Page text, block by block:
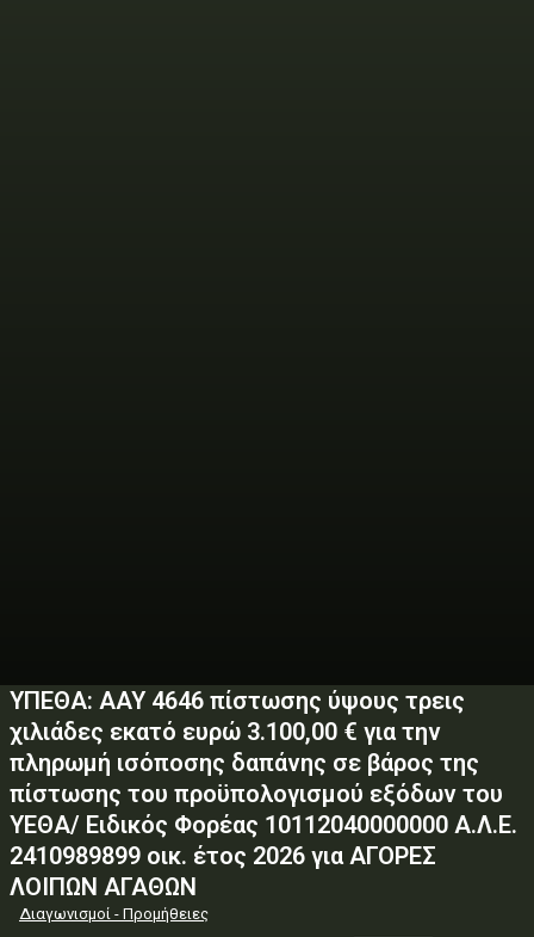
ΥΠΕΘΑ: AAY 4646 πίστωσης ύψους τρεις
χιλιάδες εκατό ευρώ 3.100,00 € για την
πληρωμή ισόποσης δαπάνης σε βάρος της
πίστωσης του προϋπολογισμού εξόδων του
ΥΕΘΑ/ Ειδικός Φορέας 10112040000000 Α.Λ.Ε.
2410989899 οικ. έτος 2026 για ΑΓΟΡΕΣ
ΛΟΙΠΩΝ ΑΓΑΘΩΝ
Διαγωνισμοί - Προμήθειες